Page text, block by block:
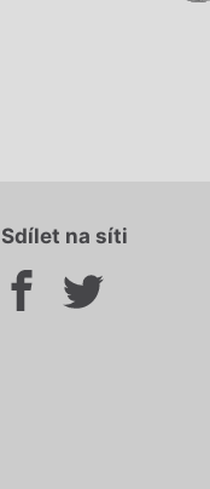
Sdílet na síti